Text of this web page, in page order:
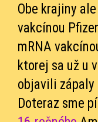
Obe krajiny
vakcínou
mRNA
ktorej sa už u
objavili zápaly
Doteraz sme